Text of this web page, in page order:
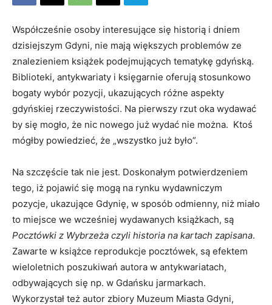
Współcześnie osoby interesujące się historią i dniem
dzisiejszym Gdyni, nie mają większych problemów ze
znalezieniem książek podejmujących tematykę gdyńską.
Biblioteki, antykwariaty i księgarnie oferują stosunkowo
bogaty wybór pozycji, ukazujących różne aspekty
gdyńskiej rzeczywistości. Na pierwszy rzut oka wydawać
by się mogło, że nic nowego już wydać nie można. Ktoś
mógłby powiedzieć, że „wszystko już było”.
Na szczęście tak nie jest. Doskonałym potwierdzeniem
tego, iż pojawić się mogą na rynku wydawniczym
pozycje, ukazujące Gdynię, w sposób odmienny, niż miało
to miejsce we wcześniej wydawanych książkach, są
Pocztówki z Wybrzeża czyli historia na kartach zapisana.
Zawarte w książce reprodukcje pocztówek, są efektem
wieloletnich poszukiwań autora w antykwariatach,
odbywających się np. w Gdańsku jarmarkach.
Wykorzystał też autor zbiory Muzeum Miasta Gdyni,